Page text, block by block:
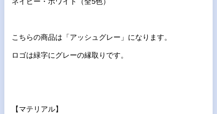
こちらの商品は「アッシュグレー」になります。
ロゴは緑字にグレーの縁取りです。
【マテリアル】